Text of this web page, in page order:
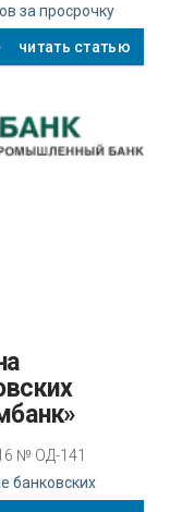
за просрочку
читать статью
№ ОД-141
банковских